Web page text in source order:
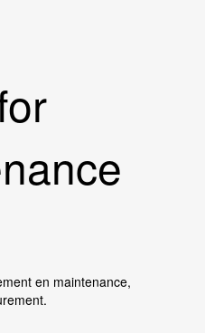
en maintenance,